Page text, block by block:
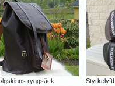
Älgskinns ryggsäck